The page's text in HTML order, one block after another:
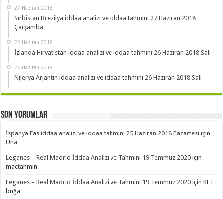
27 Haziran 2018
Sırbistan Brezilya iddaa analizi ve iddaa tahmini 27 Haziran 2018
Çarşamba
26 Haziran 2018
İzlanda Hırvatistan iddaa analizi ve iddaa tahmini 26 Haziran 2018 Salı
26 Haziran 2018
Nijerya Arjantin iddaa analizi ve iddaa tahmini 26 Haziran 2018 Salı
Son Yorumlar
İspanya Fas iddaa analizi ve iddaa tahmini 25 Haziran 2018 Pazartesi için
Una
Leganes – Real Madrid İddaa Analizi ve Tahmini 19 Temmuz 2020 için
mactahmin
Leganes – Real Madrid İddaa Analizi ve Tahmini 19 Temmuz 2020 içinKET
buğa